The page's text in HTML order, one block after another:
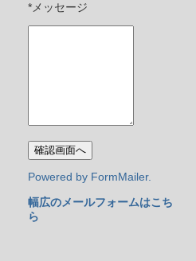
*メッセージ
Powered by FormMailer.
幅広のメールフォームはこち
ら